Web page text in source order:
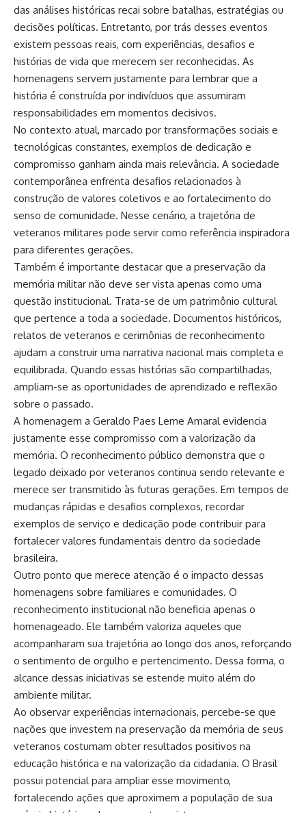
das análises históricas recai sobre batalhas, estratégias ou
decisões políticas. Entretanto, por trás desses eventos
existem pessoas reais, com experiências, desafios e
histórias de vida que merecem ser reconhecidas. As
homenagens servem justamente para lembrar que a
história é construída por indivíduos que assumiram
responsabilidades em momentos decisivos.
No contexto atual, marcado por transformações sociais e
tecnológicas constantes, exemplos de dedicação e
compromisso ganham ainda mais relevância. A sociedade
contemporânea enfrenta desafios relacionados à
construção de valores coletivos e ao fortalecimento do
senso de comunidade. Nesse cenário, a trajetória de
veteranos militares pode servir como referência inspiradora
para diferentes gerações.
Também é importante destacar que a preservação da
memória militar não deve ser vista apenas como uma
questão institucional. Trata-se de um patrimônio cultural
que pertence a toda a sociedade. Documentos históricos,
relatos de veteranos e cerimônias de reconhecimento
ajudam a construir uma narrativa nacional mais completa e
equilibrada. Quando essas histórias são compartilhadas,
ampliam-se as oportunidades de aprendizado e reflexão
sobre o passado.
A homenagem a Geraldo Paes Leme Amaral evidencia
justamente esse compromisso com a valorização da
memória. O reconhecimento público demonstra que o
legado deixado por veteranos continua sendo relevante e
merece ser transmitido às futuras gerações. Em tempos de
mudanças rápidas e desafios complexos, recordar
exemplos de serviço e dedicação pode contribuir para
fortalecer valores fundamentais dentro da sociedade
brasileira.
Outro ponto que merece atenção é o impacto dessas
homenagens sobre familiares e comunidades. O
reconhecimento institucional não beneficia apenas o
homenageado. Ele também valoriza aqueles que
acompanharam sua trajetória ao longo dos anos, reforçando
o sentimento de orgulho e pertencimento. Dessa forma, o
alcance dessas iniciativas se estende muito além do
ambiente militar.
Ao observar experiências internacionais, percebe-se que
nações que investem na preservação da memória de seus
veteranos costumam obter resultados positivos na
educação histórica e na valorização da cidadania. O Brasil
possui potencial para ampliar esse movimento,
fortalecendo ações que aproximem a população de sua